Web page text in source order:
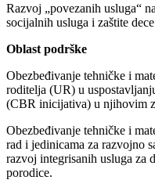
Razvoj „povezanih usluga“
socijalnih usluga i zaštite
Oblast podrške
Obezbeđivanje tehničke i
roditelja (UR) u
(CBR inicijativa) u njihovim
Obezbeđivanje tehničke i
rad i jedinicama za razvojno
razvoj integrisanih usluga za
porodice.